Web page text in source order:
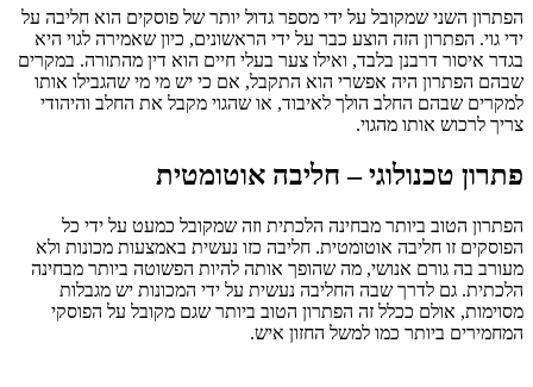
הפתרון השני שמקובל על ידי מספר גדול יותר של פוסקים הוא חליבה על
ידי גוי. הפתרון הזה הוצע כבר על ידי הראשונים, כיון שאמירה לגוי היא
בגדר איסור דרבנן בלבד, ואילו צער בעלי חיים הוא דין מהתורה. במקרים
שבהם הפתרון היה אפשרי הוא התקבל, אם כי יש מי מי שהגבילו אותו
למקרים שבהם החלב הולך לאיבוד, או שהגוי מקבל את החלב והיהודי
צריך לרכוש אותו מהגוי.
פתרון טכנולוגי – חליבה אוטומטית
הפתרון הטוב ביותר מבחינה הלכתית וזה שמקובל כמעט על ידי כל
הפוסקים זו חליבה אוטומטית. חליבה כזו נעשית באמצעות מכונות ולא
מעורב בה גורם אנושי, מה שהופך אותה להיות הפשוטה ביותר מבחינה
הלכתית. גם לדרך שבה החליבה נעשית על ידי המכונות יש מגבלות
מסוימות, אולם ככלל זה הפתרון הטוב ביותר שגם מקובל על הפוסקי
המחמירים ביותר כמו למשל החזון איש.